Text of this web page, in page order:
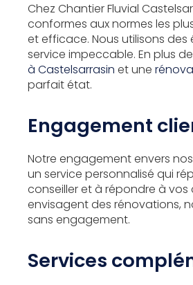
Chez Chantier Fluvial
conformes aux normes les
et efficace. Nous utilisons
service impeccable. En plus
à Castelsarrasin et une
parfait état.
Engagement
Notre engagement envers
un service personnalisé qui
conseiller et à répondre à
envisagent des rénovations,
sans engagement.
Services